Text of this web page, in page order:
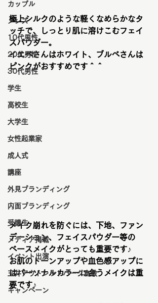
カップル
メンズ
10代男性
20代男性
30代男性
学生
高校生
大学生
女性起業家
成人式
講座
外見ブランディング
内面ブランディング
受講生
メディア掲載
イベント出演
三井アウトレットパーク倉敷
キャンペーン
極上シルクのような軽くなめらかなタ
ッチで、しっとり肌に溶けこむフェイ
スパウダー。
イエベさんはホワイト、ブルベさんは
ピンクがおすすめです＾＾
メイク崩れを防ぐには、下地、ファン
デーション、フェイスパウダー等の
ベースメイクがとっても重要です♪
お肌のトーンアップや血色感アップに
はパーソナルカラーに合うメイクは重
要です♪